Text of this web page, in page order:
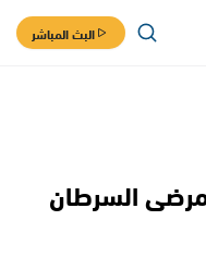
البث المباشر
السرطان